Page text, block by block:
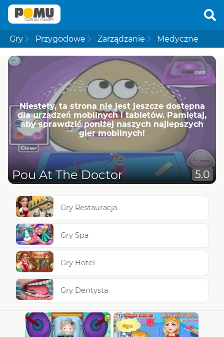
Gry Przygodowe Zarządzanie Medyczne
Niestety, ta strona nie jest jeszcze dostępna
dla urządzeń mobilnych i tabletów. Pamiętaj,
aby sprawdzić poniżej naszych najlepszych
gier mobilnych!
Pou At The Doctor 5.0
Gry Restauracja
Gry Spa
Gry Hotel
Gry Dentysta